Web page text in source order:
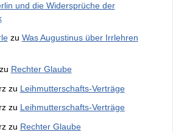
und die Widersprüche der
zu Was Augustinus über Irrlehren
Rechter Glaube
zu Leihmutterschafts-Verträge
zu Leihmutterschafts-Verträge
zu Rechter Glaube